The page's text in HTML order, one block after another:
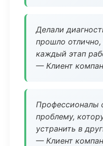
Делали
прошло
каждый этап
— Клиент
Профессионалы
проблему,
устранить в
— Клиент